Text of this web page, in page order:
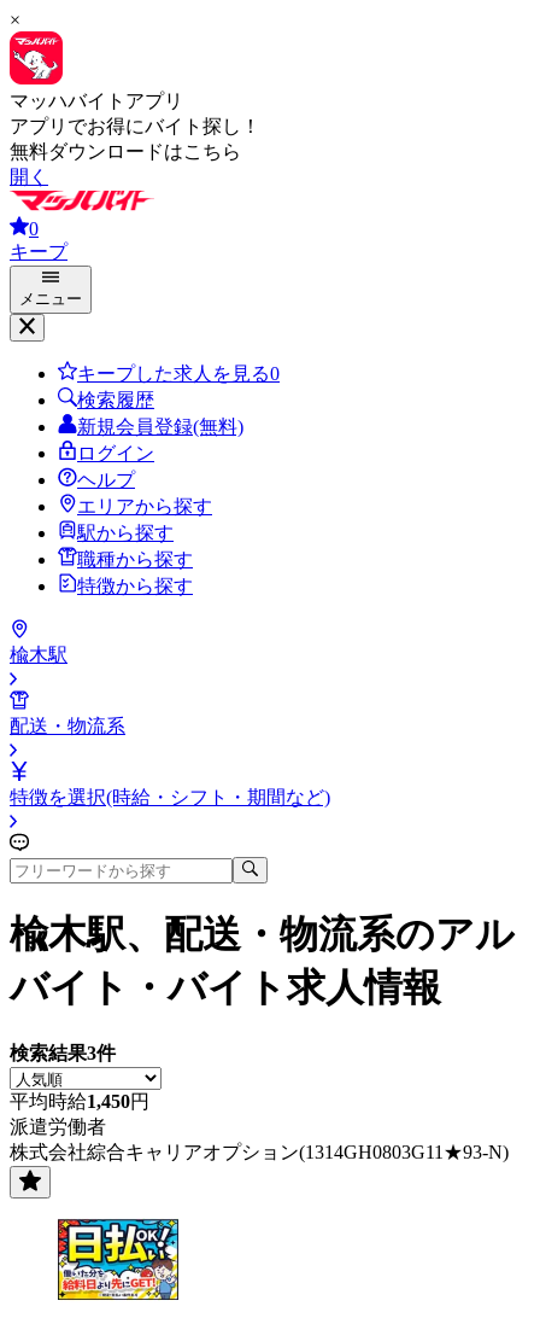
×
マッハバイトアプリ
アプリでお得にバイト探し！
無料ダウンロードはこちら
開く
0
キープ
メニュー
キープした求人を見る0
検索履歴
新規会員登録(無料)
ログイン
ヘルプ
エリアから探す
駅から探す
職種から探す
特徴から探す
楡木駅
配送・物流系
特徴を選択(時給・シフト・期間など)
楡木駅、配送・物流系のアル
バイト・バイト求人情報
検索結果3件
平均時給1,450円
派遣労働者
株式会社綜合キャリアオプション(1314GH0803G11★93-N)